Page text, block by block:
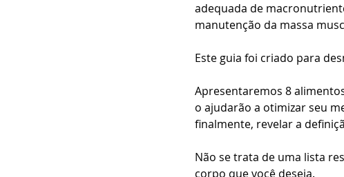
adequada de
manutenção da massa
Este guia foi criado para
Apresentaremos 8
o ajudarão a otimizar seu
finalmente, revelar a
Não se trata de uma lista
corpo que você deseja.